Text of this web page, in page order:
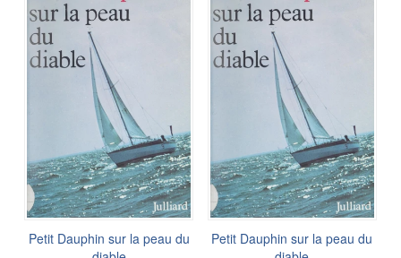
Petit Dauphin sur la peau du
Petit Dauphin sur la peau du